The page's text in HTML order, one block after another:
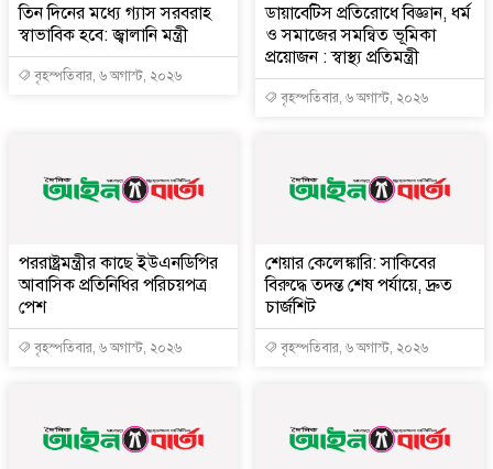
তিন দিনের মধ্যে গ্যাস সরবরাহ
স্বাভাবিক হবে: জ্বালানি মন্ত্রী
বৃহস্পতিবার, ৬ অগাস্ট, ২০২৬
ডায়াবেটিস প্রতিরোধে বিজ্ঞান, ধর্ম
ও সমাজের সমন্বিত ভূমিকা
প্রয়োজন : স্বাস্থ্য প্রতিমন্ত্রী
বৃহস্পতিবার, ৬ অগাস্ট, ২০২৬
পররাষ্ট্রমন্ত্রীর কা‌ছে ইউএনডিপির
আবাসিক প্রতিনিধির পরিচয়পত্র
পেশ
বৃহস্পতিবার, ৬ অগাস্ট, ২০২৬
শেয়ার কেলেঙ্কারি: সাকিবের
বিরুদ্ধে তদন্ত শেষ পর্যায়ে, দ্রুত
চার্জশিট
বৃহস্পতিবার, ৬ অগাস্ট, ২০২৬